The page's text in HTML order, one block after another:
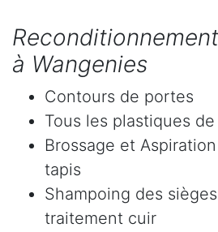
à Wangenies
Contours de portes
Tous les plastiques
Brossage et
tapis
Shampoing des
traitement cuir